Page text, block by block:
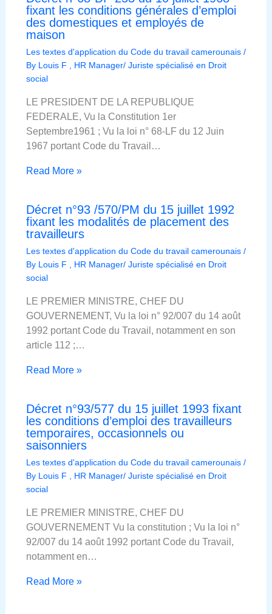
fixant les conditions générales d’emploi
des domestiques et employés de
maison
Les textes d'application du Code du travail camerounais/
By Louis F , HR Manager/ Juriste spécialisé en Droit
social
LE PRESIDENT DE LA REPUBLIQUE
FEDERALE, Vu la Constitution 1er
Septembre1961 ; Vu la loi n° 68-LF du 12 Juin
1967 portant Code du Travail…
Read More »
Décret n°93 /570/PM du 15 juillet 1992
fixant les modalités de placement des
travailleurs
Les textes d'application du Code du travail camerounais/
By Louis F , HR Manager/ Juriste spécialisé en Droit
social
LE PREMIER MINISTRE, CHEF DU
GOUVERNEMENT, Vu la loi n° 92/007 du 14 août
1992 portant Code du Travail, notamment en son
article 112 ;…
Read More »
Décret n°93/577 du 15 juillet 1993 fixant
les conditions d’emploi des travailleurs
temporaires, occasionnels ou
saisonniers
Les textes d'application du Code du travail camerounais/
By Louis F , HR Manager/ Juriste spécialisé en Droit
social
LE PREMIER MINISTRE, CHEF DU
GOUVERNEMENT Vu la constitution ; Vu la loi n°
92/007 du 14 août 1992 portant Code du Travail,
notamment en…
Read More »